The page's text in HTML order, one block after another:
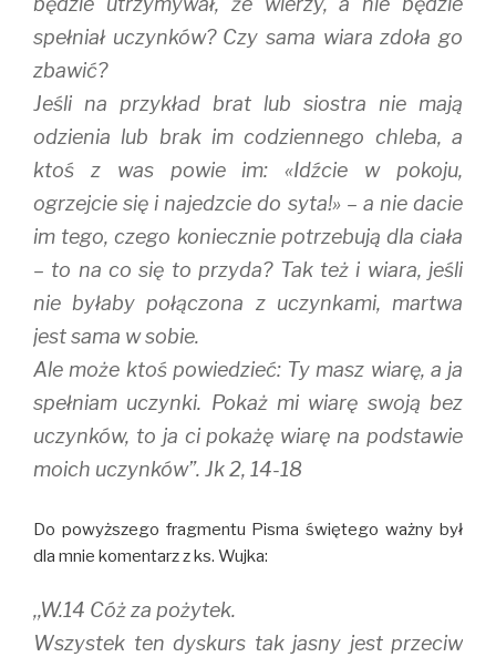
spełniał uczynków? Czy sama wiara zdoła go
zbawić?
Jeśli na przykład brat lub siostra nie mają
odzienia lub brak im codziennego chleba, a
ktoś z was powie im: «Idźcie w pokoju,
ogrzejcie się i najedzcie do syta!» – a nie dacie
im tego, czego koniecznie potrzebują dla ciała
– to na co się to przyda? Tak też i wiara, jeśli
nie byłaby połączona z uczynkami, martwa
jest sama w sobie.
Ale może ktoś powiedzieć: Ty masz wiarę, a ja
spełniam uczynki. Pokaż mi wiarę swoją bez
uczynków, to ja ci pokażę wiarę na podstawie
moich uczynków”. Jk 2, 14-18
Do powyższego fragmentu Pisma świętego ważny był
dla mnie komentarz z ks. Wujka:
,,W.14 Cóż za pożytek.
Wszystek ten dyskurs tak jasny jest przeciw